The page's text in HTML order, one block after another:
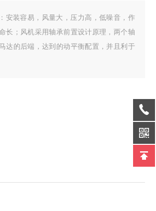
安装容易，风量大，压力高，低噪音，作
长；风机采用轴承前置设计原理，两个轴
达的后端，达到的动平衡配置，并且利于